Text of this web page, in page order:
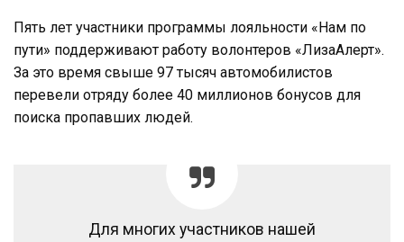
Пять лет участники программы лояльности «Нам по
пути» поддерживают работу волонтеров «ЛизаАлерт».
За это время свыше 97 тысяч автомобилистов
перевели отряду более 40 миллионов бонусов для
поиска пропавших людей.
Для многих участников нашей